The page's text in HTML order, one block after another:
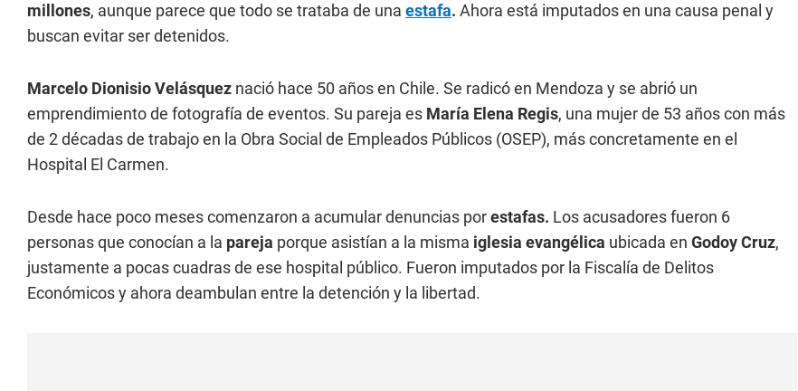
millones, aunque parece que todo se trataba de una estafa. Ahora está imputados en una causa penal y
buscan evitar ser detenidos.
Marcelo Dionisio Velásquez nació hace 50 años en Chile. Se radicó en Mendoza y se abrió un
emprendimiento de fotografía de eventos. Su pareja es María Elena Regis, una mujer de 53 años con más
de 2 décadas de trabajo en la Obra Social de Empleados Públicos (OSEP), más concretamente en el
Hospital El Carmen.
Desde hace poco meses comenzaron a acumular denuncias porestafas. Los acusadores fueron 6
personas que conocían a la pareja porque asistían a la misma iglesia evangélica ubicada en Godoy Cruz,
justamente a pocas cuadras de ese hospital público. Fueron imputados por la Fiscalía de Delitos
Económicos y ahora deambulan entre la detención y la libertad.